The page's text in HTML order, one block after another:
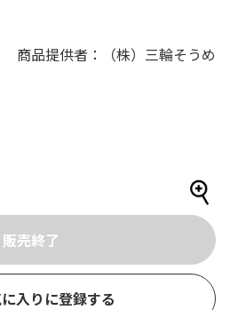
品提供者：（株）三輪そうめ
入りに登録する